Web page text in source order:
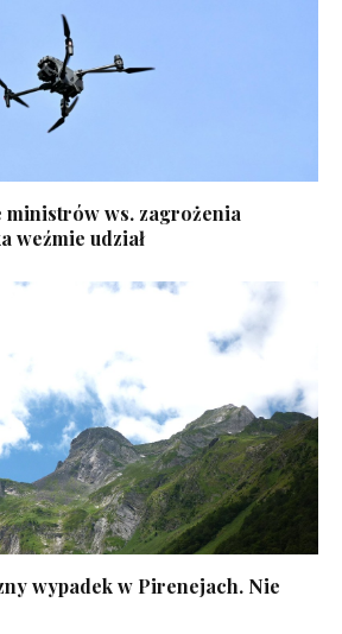
ministrów ws. zagrożenia
weźmie udział
wypadek w Pirenejach. Nie